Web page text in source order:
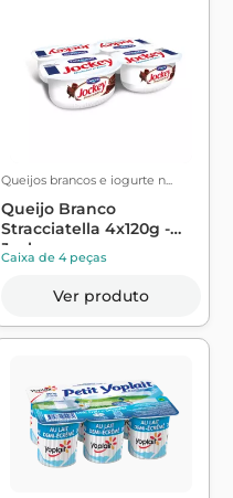
Queijos brancos e iogurte n...
Queijo Branco
Stracciatella 4x120g -
Jockey
Caixa de 4 peças
Ver produto